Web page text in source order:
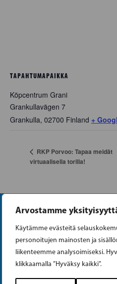
Arvostamme
Käytämme evästeitä
personoitujen mainosten ja
liikenteemme analysoimiseksi.
klikkaamalla ”Hyväksy kaikki”.
TAPAHTUMAPAIKKA
Köpcentrum Grani
Grankullavägen 7
Grankulla, 02700 Finland +
RKP Porvoo: Tapaa meidät
virtuaalisella torilla!
Instagram